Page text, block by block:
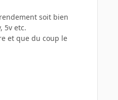
soit bien
5v etc.
et que du coup le